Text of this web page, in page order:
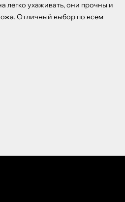
легко ухаживать, они прочны и
Отличный выбор по всем